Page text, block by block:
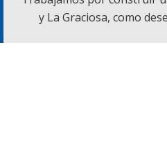
y La Graciosa, como